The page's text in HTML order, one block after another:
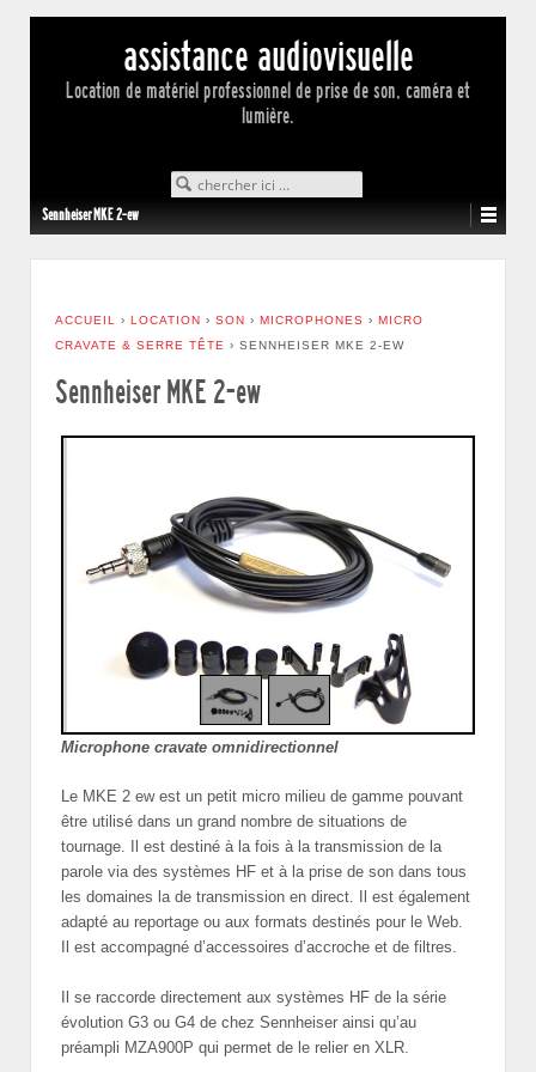
assistance audiovisuelle
Location de matériel professionnel de prise de son, caméra et
lumière.
Search for:
Sennheiser MKE 2-ew
ACCUEIL › LOCATION › SON › MICROPHONES › MICRO
CRAVATE & SERRE TÊTE › SENNHEISER MKE 2-EW
Sennheiser MKE 2-ew
Microphone cravate omnidirectionnel
Le MKE 2 ew est un petit micro milieu de gamme pouvant
être utilisé dans un grand nombre de situations de
tournage. Il est destiné à la fois à la transmission de la
parole via des systèmes HF et à la prise de son dans tous
les domaines la de transmission en direct. Il est également
adapté au reportage ou aux formats destinés pour le Web.
Il est accompagné d’accessoires d’accroche et de filtres.
Il se raccorde directement aux systèmes HF de la série
évolution G3 ou G4 de chez Sennheiser ainsi qu’au
préampli MZA900P qui permet de le relier en XLR.